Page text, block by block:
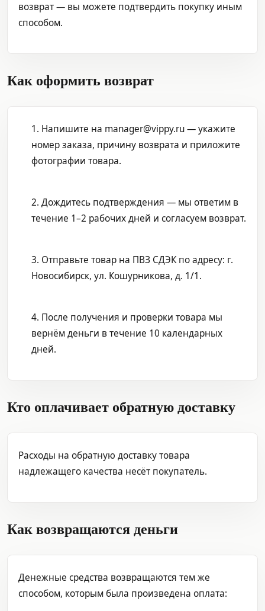
возврат — вы можете подтвердить покупку иным
способом.
Как оформить возврат
1. Напишите на manager@vippy.ru — укажите
номер заказа, причину возврата и приложите
фотографии товара.
2. Дождитесь подтверждения — мы ответим в
течение 1–2 рабочих дней и согласуем возврат.
3. Отправьте товар на ПВЗ СДЭК по адресу: г.
Новосибирск, ул. Кошурникова, д. 1/1.
4. После получения и проверки товара мы
вернём деньги в течение 10 календарных
дней.
Кто оплачивает обратную доставку
Расходы на обратную доставку товара
надлежащего качества несёт покупатель.
Как возвращаются деньги
Денежные средства возвращаются тем же
способом, которым была произведена оплата: